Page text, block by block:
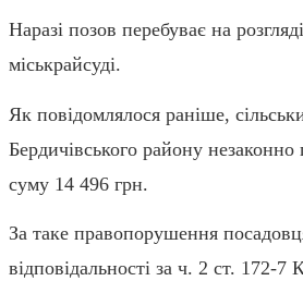
Наразі позов перебуває на
міськрайсуді.
Як повідомлялося раніше,
Бердичівського району
суму 14 496 грн.
За таке правопорушення
відповідальності за ч. 2 ст. 172-